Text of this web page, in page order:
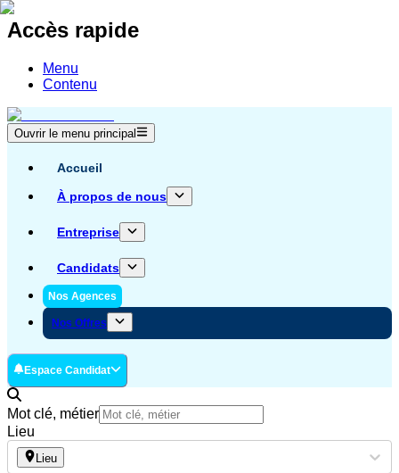
Accès rapide
Menu
Contenu
Ouvrir le menu principal
Accueil
À propos de nous
Entreprise
Candidats
Nos Agences
Nos Offres
Espace Candidat
Mot clé, métier
Lieu
Lieu